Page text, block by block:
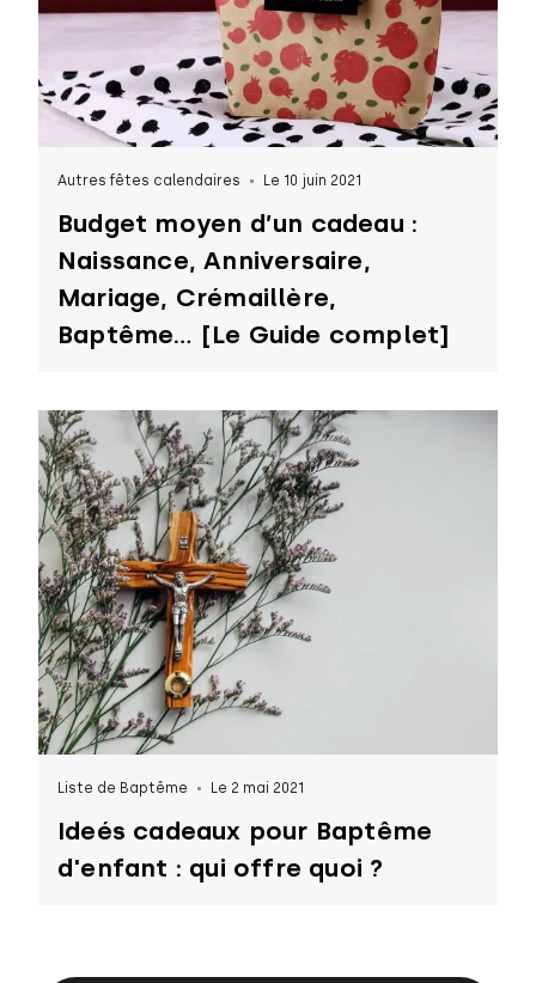
Autres fêtes calendaires Le 10 juin 2021
Budget moyen d’un cadeau :
Naissance, Anniversaire,
Mariage, Crémaillère,
Baptême… [Le Guide complet]
Liste de Baptême Le 2 mai 2021
Ideés cadeaux pour Baptême
d'enfant : qui offre quoi ?